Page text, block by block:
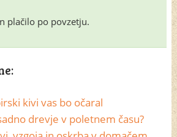
plačilo po povzetju.
kivi vas bo očaral
drevje v poletnem času?